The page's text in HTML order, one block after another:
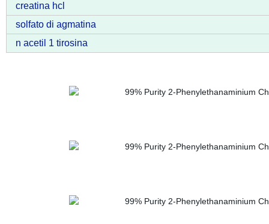
creatina hcl
solfato di agmatina
n acetil 1 tirosina